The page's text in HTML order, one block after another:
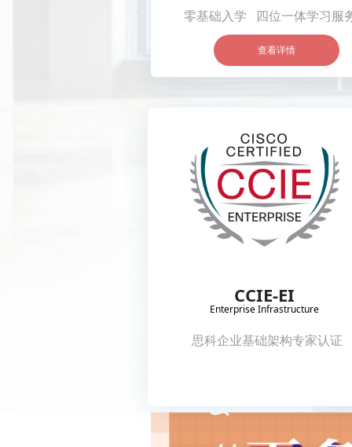
零基础入学 四位一体学习服
查看详情
CCIE-EI
Enterprise Infrastructure
思科企业基础架构专家认证